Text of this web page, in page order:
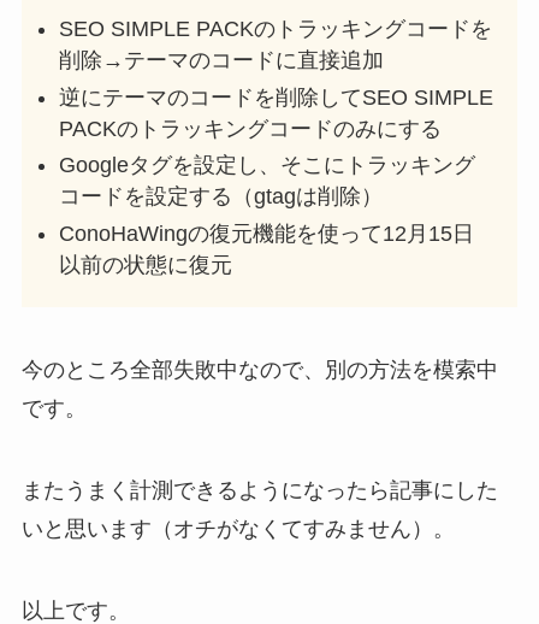
SEO SIMPLE PACKのトラッキングコードを
削除→テーマのコードに直接追加
逆にテーマのコードを削除してSEO SIMPLE
PACKのトラッキングコードのみにする
Googleタグを設定し、そこにトラッキング
コードを設定する（gtagは削除）
ConoHaWingの復元機能を使って12月15日
以前の状態に復元
今のところ全部失敗中なので、別の方法を模索中
です。
またうまく計測できるようになったら記事にした
いと思います（オチがなくてすみません）。
以上です。